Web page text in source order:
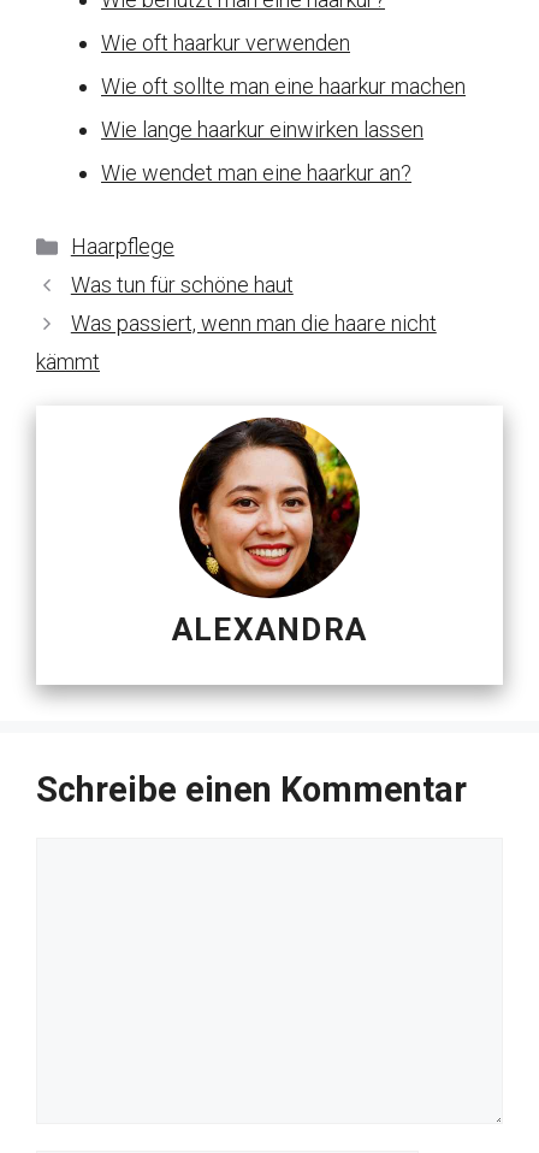
Wie oft haarkur verwenden
Wie oft sollte man eine haarkur machen
Wie lange haarkur einwirken lassen
Wie wendet man eine haarkur an?
Kategorien
Haarpflege
Was tun für schöne haut
Was passiert, wenn man die haare nicht
kämmt
ALEXANDRA
Schreibe einen Kommentar